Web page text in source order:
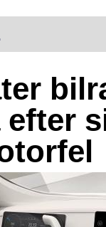
efter